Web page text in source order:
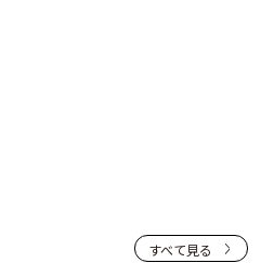
すべて見る